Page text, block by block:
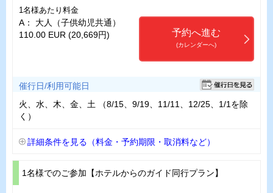
1名様あたり料金
A： 大人（子供幼児共通）
110.00 EUR (20,669円)
予約へ進む
(カレンダーへ)
催行日/利用可能日
火、水、木、金、土 （8/15、9/19、11/11、12/25、1/1を除
く）
詳細条件を見る（料金・予約期限・取消料など）
1名様でのご参加【ホテルからのガイド同行プラン】